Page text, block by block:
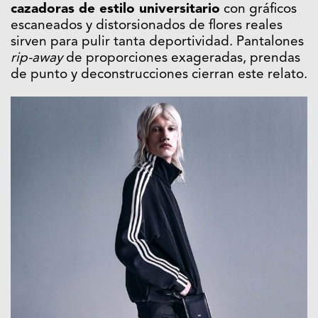
cazadoras de estilo universitario con gráficos
escaneados y distorsionados de flores reales
sirven para pulir tanta deportividad. Pantalones
rip-awayde proporciones exageradas, prendas
de punto y deconstrucciones cierran este relato.